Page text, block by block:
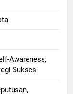
Awareness,
Sukses